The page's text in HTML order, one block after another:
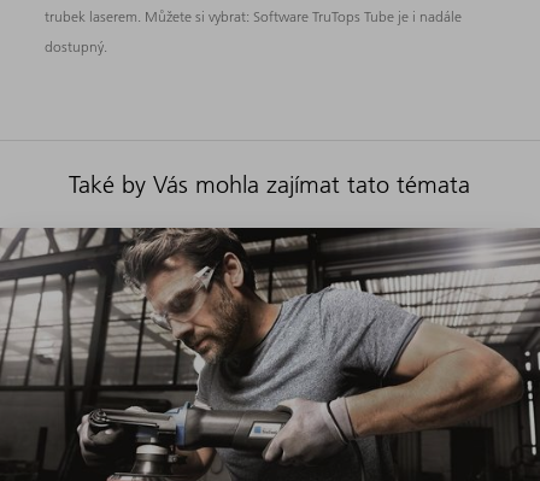
trubek laserem. Můžete si vybrat: Software TruTops Tube je i nadále
dostupný.
Také by Vás mohla zajímat tato témata